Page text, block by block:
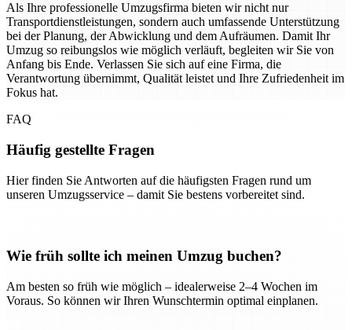
Als Ihre professionelle Umzugsfirma bieten wir nicht nur
Transportdienstleistungen, sondern auch umfassende Unterstützung
bei der Planung, der Abwicklung und dem Aufräumen. Damit Ihr
Umzug so reibungslos wie möglich verläuft, begleiten wir Sie von
Anfang bis Ende. Verlassen Sie sich auf eine Firma, die
Verantwortung übernimmt, Qualität leistet und Ihre Zufriedenheit im
Fokus hat.
FAQ
Häufig gestellte Fragen
Hier finden Sie Antworten auf die häufigsten Fragen rund um
unseren Umzugsservice – damit Sie bestens vorbereitet sind.
Wie früh sollte ich meinen Umzug buchen?
Am besten so früh wie möglich – idealerweise 2–4 Wochen im
Voraus. So können wir Ihren Wunschtermin optimal einplanen.